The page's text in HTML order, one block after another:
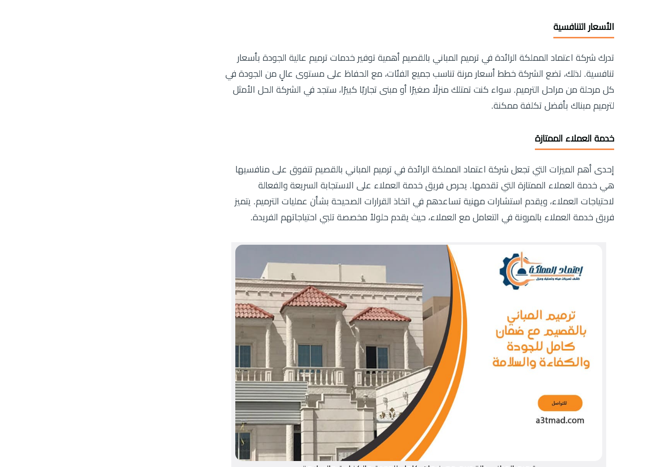
الأسعار التنافسية
تدرك شركة اعتماد المملكة الرائدة في ترميم المباني بالقصيم أهمية توفير خدمات ترميم عالية الجودة بأسعار
تنافسية. لذلك، تضع الشركة خطط أسعار مرنة تناسب جميع الفئات، مع الحفاظ على مستوى عالٍ من الجودة في
كل مرحلة من مراحل الترميم. سواء كنت تمتلك منزلًا صغيرًا أو مبنى تجاريًا كبيرًا، ستجد في الشركة الحل الأمثل
لترميم مبناك بأفضل تكلفة ممكنة.
خدمة العملاء الممتازة
إحدى أهم الميزات التي تجعل شركة اعتماد المملكة الرائدة في ترميم المباني بالقصيم تتفوق على منافسيها
هي خدمة العملاء الممتازة التي تقدمها. يحرص فريق خدمة العملاء على الاستجابة السريعة والفعالة
لاحتياجات العملاء، ويقدم استشارات مهنية تساعدهم في اتخاذ القرارات الصحيحة بشأن عمليات الترميم. يتميز
فريق خدمة العملاء بالمرونة في التعامل مع العملاء، حيث يقدم حلولاً مخصصة تلبي احتياجاتهم الفريدة.